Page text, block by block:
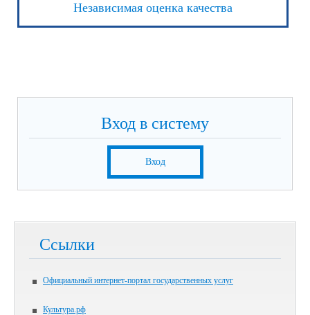
Независимая оценка качества
Вход в систему
Вход
Ссылки
Официальный интернет-портал государственных услуг
Культура.рф